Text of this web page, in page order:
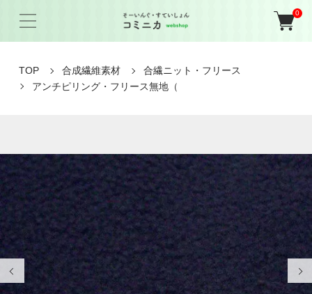
0
TOP 合成繊維素材
合繊ニット・フリース
アンチピリング・フリース無地（